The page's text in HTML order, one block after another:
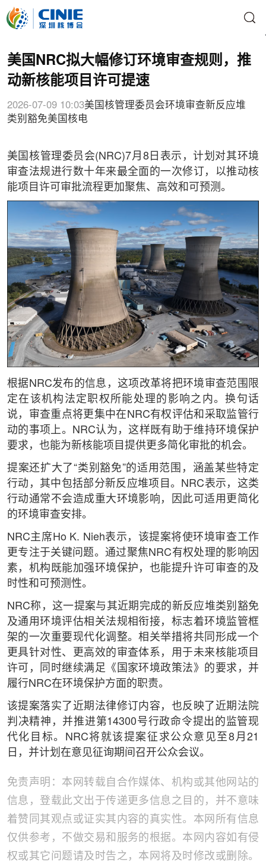
美国NRC拟大幅修订环境审查规则，推
动新核能项目许可提速
2026-07-09 10:03美国核管理委员会环境审查新反应堆
类别豁免美国核电
美国核管理委员会(NRC)7月8日表示，计划对其环境
审查法规进行数十年来最全面的一次修订，以推动核
能项目许可审批流程更加聚焦、高效和可预测。
根据NRC发布的信息，这项改革将把环境审查范围限
定在该机构法定职权所能处理的影响之内。换句话
说，审查重点将更集中在NRC有权评估和采取监管行
动的事项上。NRC认为，这样既有助于维持环境保护
要求，也能为新核能项目提供更多简化审批的机会。
提案还扩大了“类别豁免”的适用范围，涵盖某些特定
行动，其中包括部分新反应堆项目。NRC表示，这类
行动通常不会造成重大环境影响，因此可适用更简化
的环境审查安排。
NRC主席Ho K. Nieh表示，该提案将使环境审查工作
更专注于关键问题。通过聚焦NRC有权处理的影响因
素，机构既能加强环境保护，也能提升许可审查的及
时性和可预测性。
NRC称，这一提案与其近期完成的新反应堆类别豁免
及通用环境评估相关法规相衔接，标志着环境监管框
架的一次重要现代化调整。相关举措将共同形成一个
更具针对性、更高效的审查体系，用于未来核能项目
许可，同时继续满足《国家环境政策法》的要求，并
履行NRC在环境保护方面的职责。
该提案落实了近期法律修订内容，也反映了近期法院
判决精神，并推进第14300号行政命令提出的监管现
代化目标。NRC将就该提案征求公众意见至8月21
日，并计划在意见征询期间召开公众会议。
免责声明：本网转载自合作媒体、机构或其他网站的
信息，登载此文出于传递更多信息之目的，并不意味
着赞同其观点或证实其内容的真实性。本网所有信息
仅供参考，不做交易和服务的根据。本网内容如有侵
权或其它问题请及时告之，本网将及时修改或删除。